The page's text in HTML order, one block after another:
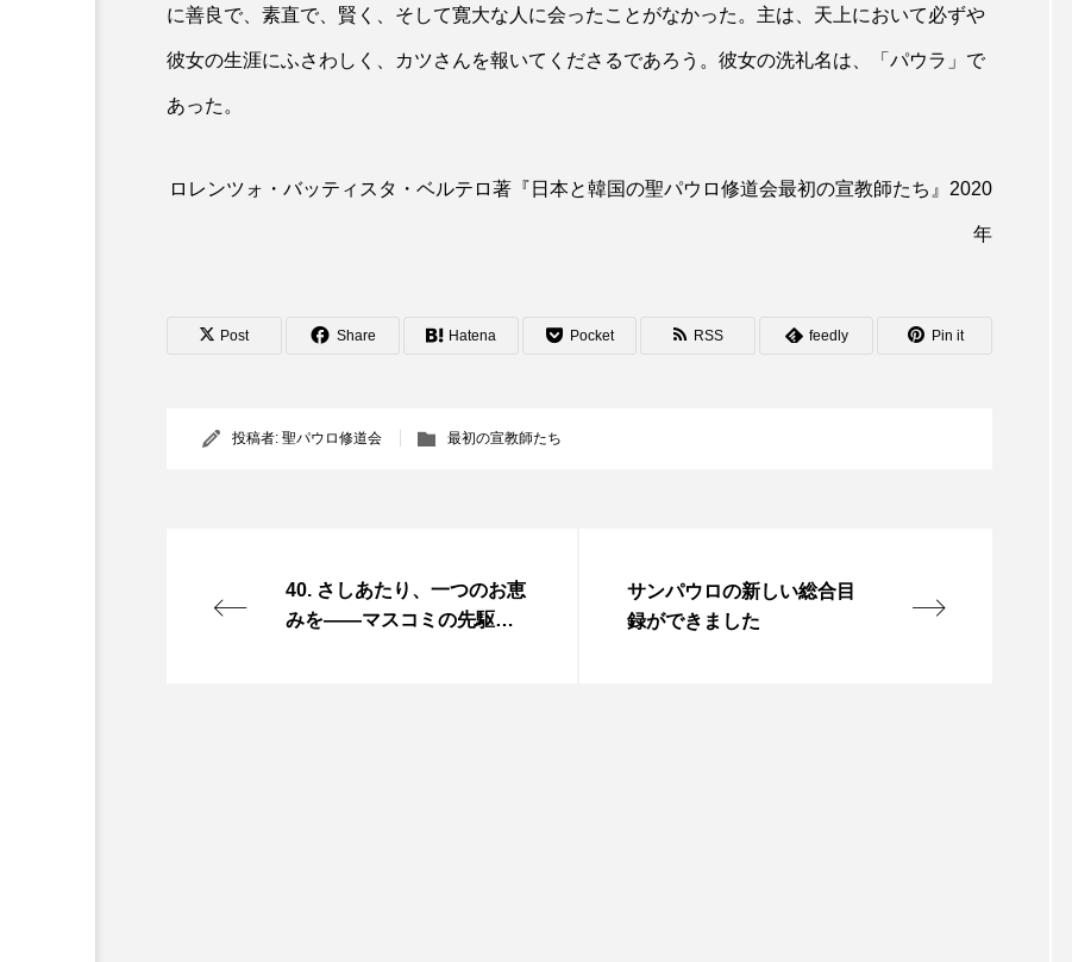
に善良で、素直で、賢く、そして寛大な人に会ったことがなかった。主は、天上において必ずや
彼女の生涯にふさわしく、カツさんを報いてくださるであろう。彼女の洗礼名は、「パウラ」で
あった。
ロレンツォ・バッティスタ・ベルテロ著『日本と韓国の聖パウロ修道会最初の宣教師たち』2020
年
Post Share Hatena Pocket RSS feedly Pin it
投稿者: 聖パウロ修道会 最初の宣教師たち
40. さしあたり、一つのお恵
みを――マスコミの先駆者
サンパウロの新しい総合目
録ができました